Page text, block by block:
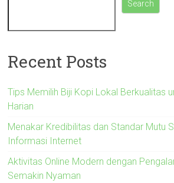
Search
Recent Posts
Tips Memilih Biji Kopi Lokal Berkualitas
Harian
Menakar Kredibilitas dan Standar Mutu
Informasi Internet
Aktivitas Online Modern dengan
Semakin Nyaman